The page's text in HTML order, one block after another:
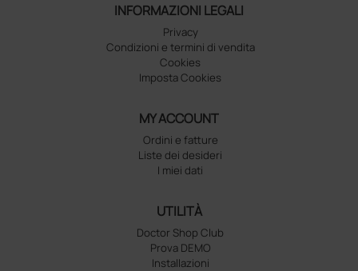
INFORMAZIONI LEGALI
Privacy
Condizioni e termini di vendita
Cookies
Imposta Cookies
MY ACCOUNT
Ordini e fatture
Liste dei desideri
I miei dati
UTILITÀ
Doctor Shop Club
Prova DEMO
Installazioni